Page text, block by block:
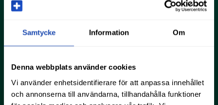
Samtycke Information Om
Denna webbplats använder cookies
Vi använder enhetsidentifierare för att anpassa innehållet
och annonserna till användarna, tillhandahålla funktioner